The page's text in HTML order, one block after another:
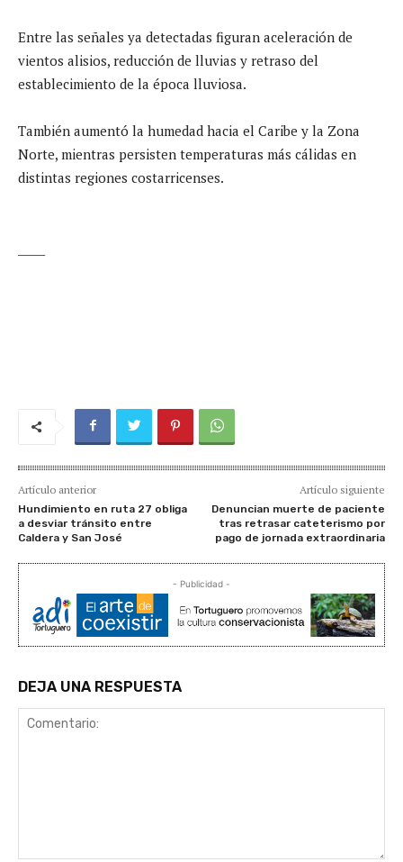
Entre las señales ya detectadas figuran aceleración de
vientos alisios, reducción de lluvias y retraso del
establecimiento de la época lluviosa.
También aumentó la humedad hacia el Caribe y la Zona
Norte, mientras persisten temperaturas más cálidas en
distintas regiones costarricenses.
Artículo anterior
Hundimiento en ruta 27 obliga
a desviar tránsito entre
Caldera y San José
Artículo siguiente
Denuncian muerte de paciente
tras retrasar cateterismo por
pago de jornada extraordinaria
- Publicidad -
DEJA UNA RESPUESTA